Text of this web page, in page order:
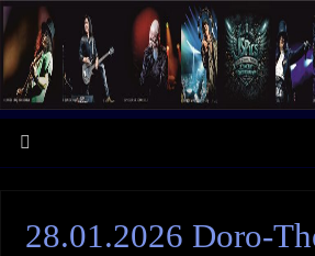
28.01.2026 Doro-